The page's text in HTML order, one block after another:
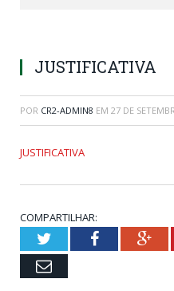
JUSTIFICATIVA
POR CR2-ADMIN8 EM 27 DE
JUSTIFICATIVA
COMPARTILHAR:
TwitterFacebook
Email